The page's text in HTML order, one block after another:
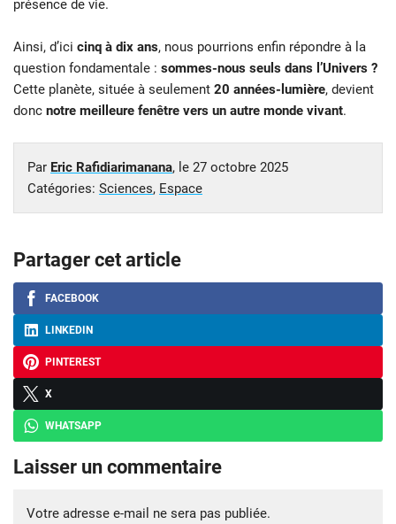
présence de vie.
Ainsi, d’ici cinq à dix ans, nous pourrions enfin répondre à la
question fondamentale : sommes-nous seuls dans l’Univers ?
Cette planète, située à seulement 20 années-lumière, devient
donc notre meilleure fenêtre vers un autre monde vivant.
Par Eric Rafidiarimanana, le 27 octobre 2025
Catégories: Sciences, Espace
Partager cet article
FACEBOOK
LINKEDIN
PINTEREST
X
WHATSAPP
Laisser un commentaire
Votre adresse e-mail ne sera pas publiée.